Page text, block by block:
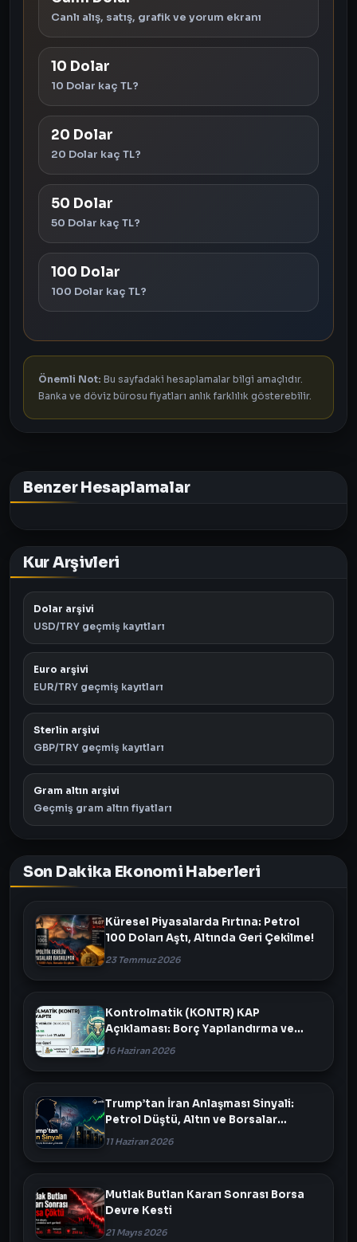
Canlı alış, satış, grafik ve yorum ekranı
10 Dolar
10 Dolar kaç TL?
20 Dolar
20 Dolar kaç TL?
50 Dolar
50 Dolar kaç TL?
100 Dolar
100 Dolar kaç TL?
Önemli Not: Bu sayfadaki hesaplamalar bilgi amaçlıdır.
Banka ve döviz bürosu fiyatları anlık farklılık gösterebilir.
Benzer Hesaplamalar
Kur Arşivleri
Dolar arşivi
USD/TRY geçmiş kayıtları
Euro arşivi
EUR/TRY geçmiş kayıtları
Sterlin arşivi
GBP/TRY geçmiş kayıtları
Gram altın arşivi
Geçmiş gram altın fiyatları
Son Dakika Ekonomi Haberleri
Küresel Piyasalarda Fırtına: Petrol
100 Doları Aştı, Altında Geri Çekilme!
23 Temmuz 2026
Kontrolmatik (KONTR) KAP
Açıklaması: Borç Yapılandırma ve
Varlık Satışı Masada
16 Haziran 2026
Trump’tan İran Anlaşması Sinyali:
Petrol Düştü, Altın ve Borsalar
Yükseldi
11 Haziran 2026
Mutlak Butlan Kararı Sonrası Borsa
Devre Kesti
21 Mayıs 2026